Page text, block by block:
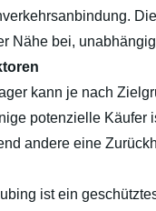
Nähe bei,
kann je nach
potenzielle Käufer
andere eine
ist ein